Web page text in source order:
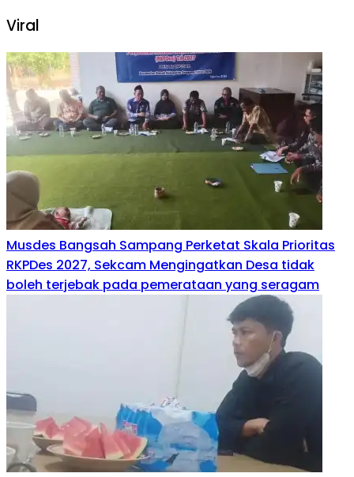
Viral
Musdes Bangsah Sampang Perketat Skala Prioritas
RKPDes 2027, Sekcam Mengingatkan Desa tidak
boleh terjebak pada pemerataan yang seragam